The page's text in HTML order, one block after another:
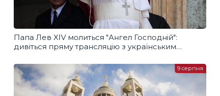
Папа Лев XIV молиться "Ангел Господній":
дивіться пряму трансляцію з українським
9 серпня